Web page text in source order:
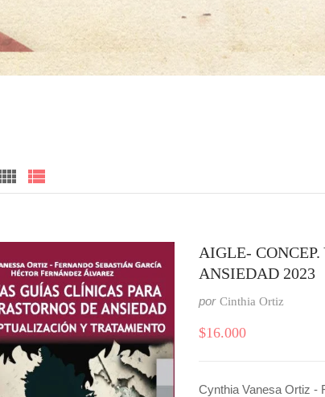
AIGLE-
ANSIEDAD 2023
por Cinthia Ortiz
$16.000
Cynthia Vanesa Ortiz -